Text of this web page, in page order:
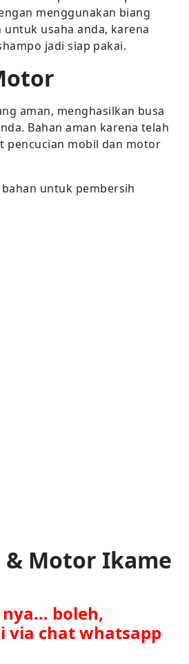
menggunakan biang
usaha anda, karena
jadi siap pakai.
aman, menghasilkan busa
Bahan aman karena telah
pencucian mobil dan motor
untuk pembersih
& Motor Ikame
boleh,
via chat whatsapp